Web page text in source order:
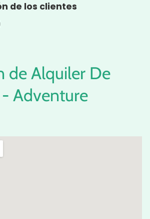
de los clientes
de Alquiler De
Adventure